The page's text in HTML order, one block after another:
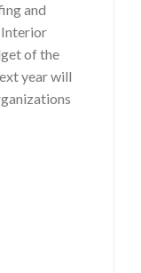
and
Interior
of the
year will